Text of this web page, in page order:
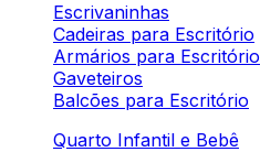
Escrivaninhas
Cadeiras para Escritório
Armários para Escritório
Gaveteiros
Balcões para Escritório
Quarto Infantil e Bebê